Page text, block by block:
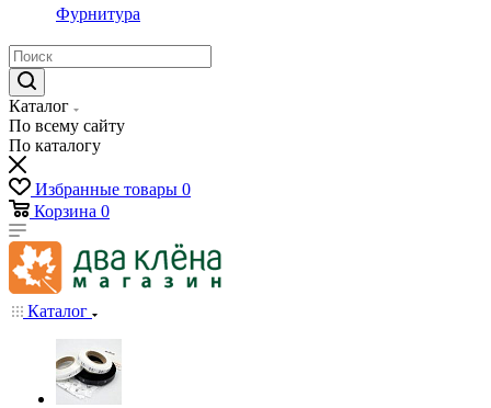
Фурнитура
Каталог
По всему сайту
По каталогу
Избранные товары 0
Корзина 0
Каталог